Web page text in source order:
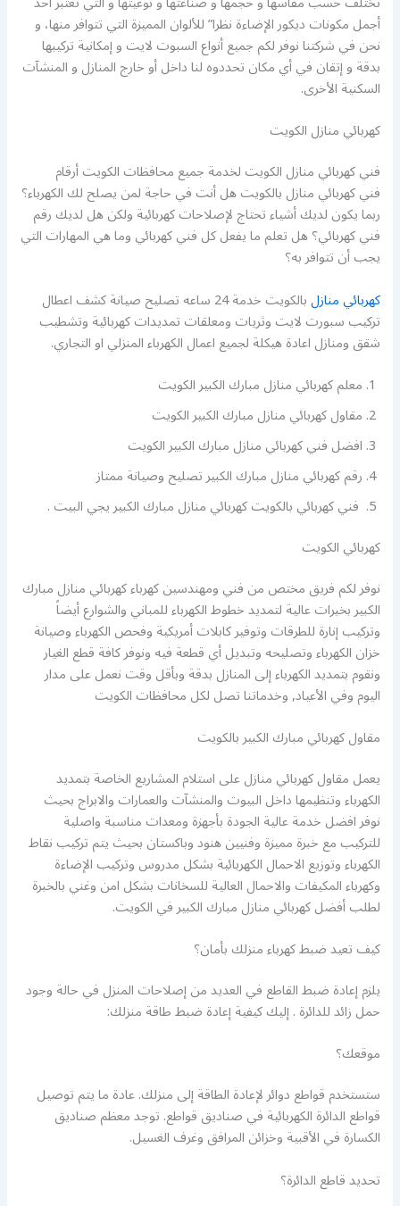
أجمل مكونات ديكور الإضاءة نظرا” للألوان المميزة التي تتوافر منها، و
نحن في شركتنا نوفر لكم جميع أنواع السبوت لايت و إمكانية تركيبها
بدقة و إتقان في أي مكان تحددوه لنا داخل أو خارج المنازل و المنشآت
السكنية الأخرى.
كهربائي منازل الكويت
فني كهربائي منازل الكويت لخدمة جميع محافظات الكويت أرقام
فني كهربائي منازل بالكويت هل أنت في حاجة لمن يصلح لك الكهرباء؟
ربما يكون لديك أشياء تحتاج لإصلاحات كهربائية ولكن هل لديك رقم
فني كهربائي؟ هل تعلم ما يفعل كل فني كهربائي وما هي المهارات التي
يجب أن تتوافر به؟
كهربائي منازل
بالكويت خدمة 24 ساعه تصليح صيانة كشف اعطال
تركيب سبورت لايت وثريات ومعلقات تمديدات كهربائية وتشطيب
شقق ومنازل اعادة هيكلة لجميع اعمال الكهرباء المنزلي او التجاري.
معلم كهربائي منازل مبارك الكبير الكويت
مقاول كهربائي منازل مبارك الكبير الكويت
افضل فني كهربائي منازل مبارك الكبير الكويت
رقم كهربائي منازل مبارك الكبير تصليح وصيانة ممتاز
فني كهربائي بالكويت كهربائي منازل مبارك الكبير يجي البيت .
كهربائي الكويت
نوفر لكم فريق مختص من فني ومهندسين كهرباء كهربائي منازل مبارك
الكبير بخبرات عالية لتمديد خطوط الكهرباء للمباني والشوارع أيضاً
وتركيب إنارة للطرقات وتوفير كابلات أمريكية وفحص الكهرباء وصيانة
خزان الكهرباء وتصليحه وتبديل أي قطعة فيه ونوفر كافة قطع الغيار
ونقوم بتمديد الكهرباء إلى المنازل بدقة وبأقل وقت نعمل على مدار
اليوم وفي الأعياد, وخدماتنا تصل لكل محافظات الكويت
مقاول كهربائي مبارك الكبير بالكويت
يعمل مقاول كهربائي منازل على استلام المشاريع الخاصة بتمديد
الكهرباء وتنظيمها داخل البيوت والمنشآت والعمارات والابراج بحيث
نوفر افضل خدمة عالية الجودة بأجهزة ومعدات مناسبة واصلية
للتركيب مع خبرة مميزة وفنيين هنود وباكستان بحيث يتم تركيب نقاط
الكهرباء وتوزيع الاحمال الكهربائية بشكل مدروس وتركيب الإضاءة
وكهرباء المكيفات والاحمال العالية للسخانات بشكل امن وغني بالخبرة
لطلب أفضل كهربائي منازل مبارك الكبير في الكويت.
كيف تعيد ضبط كهرباء منزلك بأمان؟
يلزم إعادة ضبط القاطع في العديد من إصلاحات المنزل في حالة وجود
حمل زائد للدائرة . إليك كيفية إعادة ضبط طاقة منزلك:
موقعك؟
ستستخدم قواطع دوائر لإعادة الطاقة إلى منزلك. عادة ما يتم توصيل
قواطع الدائرة الكهربائية في صناديق قواطع. توجد معظم صناديق
الكسارة في الأقبية وخزائن المرافق وغرف الغسيل.
تحديد قاطع الدائرة؟